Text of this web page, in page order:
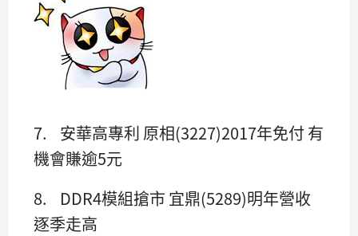
7. 安華高專利 原相(3227)2017年免付 有
機會賺逾5元
8. DDR4模組搶市 宜鼎(5289)明年營收
逐季走高